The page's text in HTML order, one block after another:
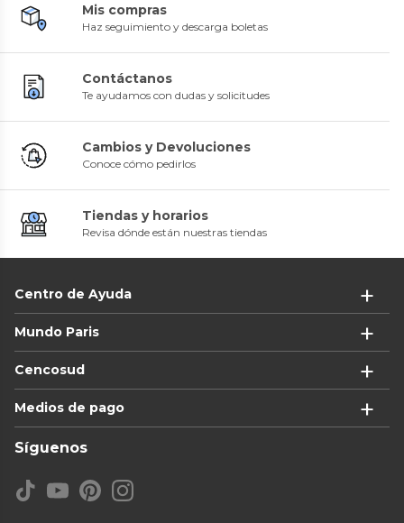
Mis compras
Haz seguimiento y descarga boletas
Contáctanos
Te ayudamos con dudas y solicitudes
Cambios y Devoluciones
Conoce cómo pedirlos
Tiendas y horarios
Revisa dónde están nuestras tiendas
Centro de Ayuda
Mundo Paris
Cencosud
Medios de pago
Síguenos